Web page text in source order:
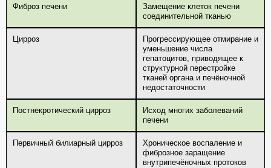
Фиброз печени
Замещение клеток печени
соединительной тканью
Цирроз
Прогрессирующее отмирание и
уменьшение числа
гепатоцитов, приводящее к
структурной перестройке
тканей органа и печёночной
недостаточности
Постнекротический цирроз
Исход многих заболеваний
печени
Первичный билиарный цирроз
Хроническое воспаление и
фиброзное заращение
внутрипечёночных протоков